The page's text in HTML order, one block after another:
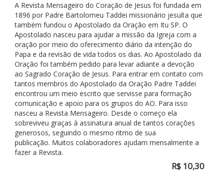
A Revista Mensageiro do Coração de Jesus foi fundada em
1896 por Padre Bartolomeu Taddei missionário jesuíta que
também fundou o Apostolado da Oração em Itu SP. O
Apostolado nasceu para ajudar a missão da Igreja com a
oração por meio do oferecimento diário da intenção do
Papa e da revisão de vida todos os dias. Ao Apostolado da
Oração foi também pedido para levar adiante a devoção
ao Sagrado Coração de Jesus. Para entrar em contato com
tantos membros do Apostolado da Oração Padre Taddei
encontrou um meio escrito que servisse para formação
comunicação e apoio para os grupos do AO. Para isso
nasceu a Revista Mensageiro. Desde o começo ela
sobreviveu graças à assinatura anual de tantos corações
generosos, seguindo o mesmo ritmo de sua
publicação. Muitos colaboradores ajudam mensalmente a
fazer a Revista.
R$ 10,30